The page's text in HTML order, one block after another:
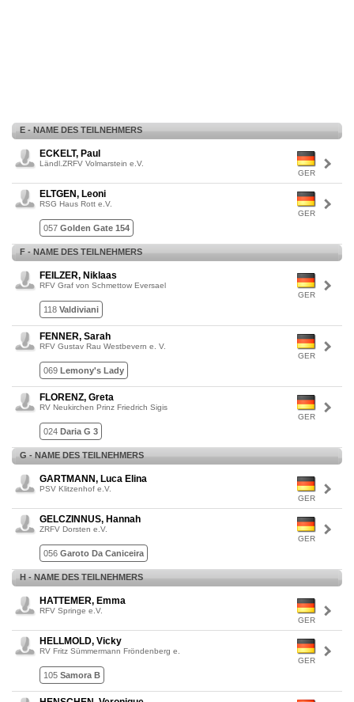
E - NAME DES TEILNEHMERS
GER
ECKELT, Paul
Ländl.ZRFV Volmarstein e.V.
GER
ELTGEN, Leoni
RSG Haus Rott e.V.
057 Golden Gate 154
F - NAME DES TEILNEHMERS
GER
FEILZER, Niklaas
RFV Graf von Schmettow Eversael
118 Valdiviani
GER
FENNER, Sarah
RFV Gustav Rau Westbevern e. V.
069 Lemony's Lady
GER
FLORENZ, Greta
RV Neukirchen Prinz Friedrich Sigis
024 Daria G 3
G - NAME DES TEILNEHMERS
GER
GARTMANN, Luca Elina
PSV Klitzenhof e.V.
GER
GELCZINNUS, Hannah
ZRFV Dorsten e.V.
056 Garoto Da Caniceira
H - NAME DES TEILNEHMERS
GER
HATTEMER, Emma
RFV Springe e.V.
GER
HELLMOLD, Vicky
RV Fritz Sümmermann Fröndenberg e.
105 Samora B